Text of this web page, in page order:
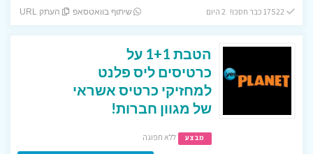
17522 כבר חסכו! 2 היום שיתוף בוואטסאפ העתק URL
הטבת 1+1 על
כרטיסים ליס פלנט
למחזיקי כרטיס אשראי
של מגוון חברות!
מבצע ללא תפוגה